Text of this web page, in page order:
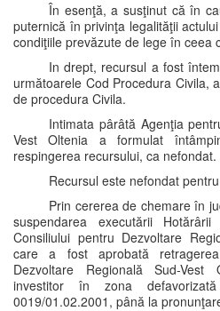
În esenţă, a susţinut că în
puternică în privinţa legalităţii
condiţiile prevăzute de lege în ceea
In drept, recursul a fost
următoarele Cod Procedura Civila,
de procedura Civila.
Intimata pârâtă Agenţia
Vest Oltenia a formulat
respingerea recursului, ca nefondat.
Recursul este nefondat
Prin cererea de chemare în
suspendarea executării
Consiliului pentru Dezvoltare
care a fost aprobată
Dezvoltare Regională Sud-
investitor în zona
0019/01.02.2001, până la